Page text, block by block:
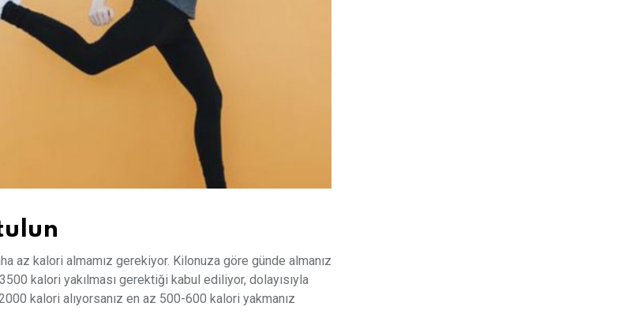
az kalori almamız gerekiyor. Kilonuza göre günde almanız
kalori yakılması gerektiği kabul ediliyor, dolayısıyla
kalori alıyorsanız en az 500-600 kalori yakmanız